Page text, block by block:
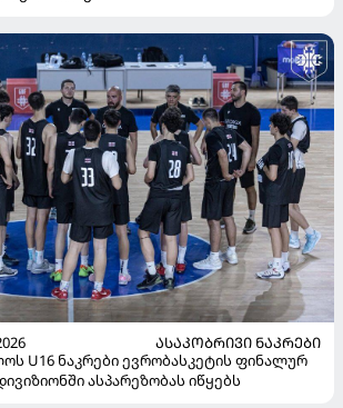
ᲐᲡᲐᲙᲝᲑᲠᲘᲕᲘ ᲜᲐᲙᲠᲔᲑᲘ
U16 ნაკრები ევრობასკეტის ფინალურ
ასპარეზობას იწყებს